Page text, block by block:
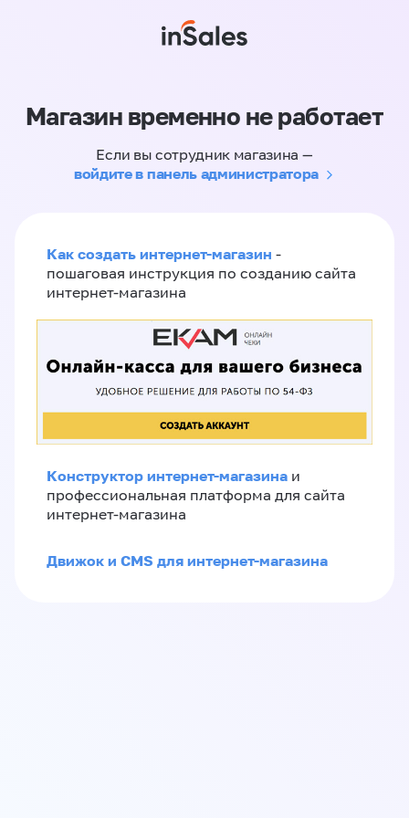
Магазин временно не работает
Если вы сотрудник магазина —
войдите в панель администратора
Как создать интернет-магазин -
пошаговая инструкция по созданию сайта
интернет-магазина
Конструктор интернет-магазина и
профессиональная платформа для сайта
интернет-магазина
Движок и CMS для интернет-магазина